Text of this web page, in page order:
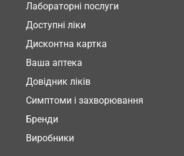
Лабораторні послуги
Доступні ліки
Дисконтна картка
Ваша аптека
Довідник ліків
Симптоми і захворювання
Бренди
Виробники